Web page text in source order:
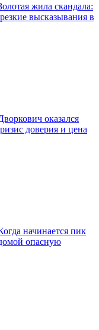
жила скандала:
высказывания в
оказался
доверия и цена
начинается пик
опасную